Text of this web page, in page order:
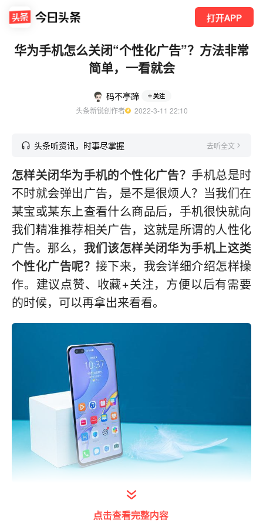
打开APP
华为手机怎么关闭“个性化广告”？方法非常
简单，一看就会
码不亭蹄 关注
头条新锐创作者
  2022-3-11 22:10
头条听资讯，时事尽掌握 去听全文
怎样关闭华为手机的个性化广告？ 手机总是时
不时就会弹出广告，是不是很烦人？当我们在
某宝或某东上查看什么商品后，手机很快就向
我们精准推荐相关广告，这就是所谓的人性化
广告。那么， 我们该怎样关闭华为手机上这类
个性化广告呢？ 接下来，我会详细介绍怎样操
作。建议点赞、收藏+关注，方便以后有需要
的时候，可以再拿出来看看。
打开今日头条查看图片详情
一、限制广告跟踪。
点击查看完整内容